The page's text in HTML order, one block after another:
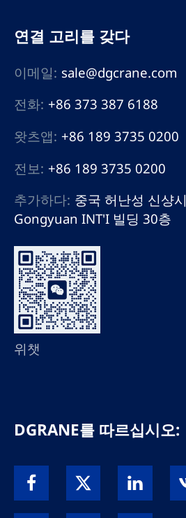
연결 고리를 갖다
이메일: sale@dgcrane.com
전화: +86 373 387 6188
왓츠앱: +86 189 3735 0200
전보: +86 189 3735 0200
추가하다: 중국 허난성 신샹
Gongyuan INT'I 빌딩 30층
위챗
DGRANE를 따르십시오: